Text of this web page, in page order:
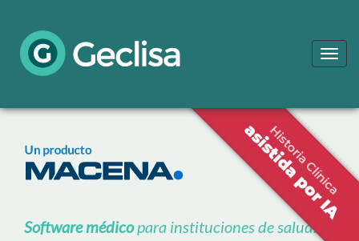
Menu
Software médicopara instituciones de salud.